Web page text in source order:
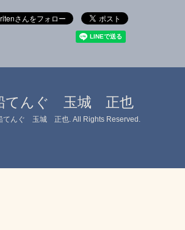
てんぐ 玉城 正也
てんぐ 玉城 正也. All Rights Reserved.